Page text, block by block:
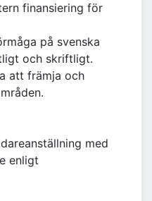
finansiering för
på svenska
och skriftligt.
att främja och
med
enligt